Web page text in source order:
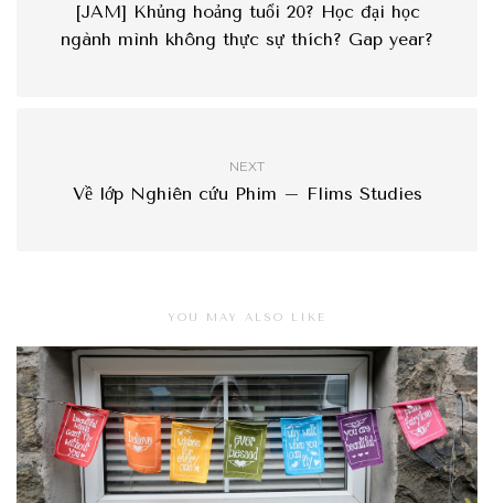
[JAM] Khủng hoảng tuổi 20? Học đại học
ngành mình không thực sự thích? Gap year?
NEXT
Về lớp Nghiên cứu Phim – Flims Studies
YOU MAY ALSO LIKE